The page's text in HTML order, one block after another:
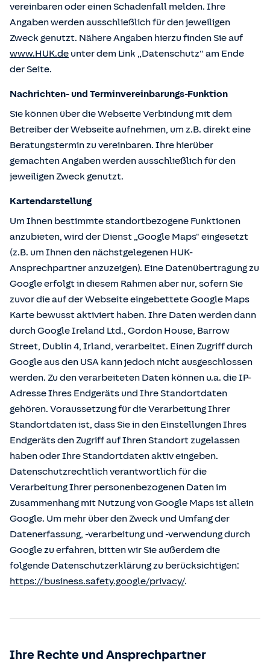
vereinbaren oder einen Schadenfall melden. Ihre
Angaben werden ausschließlich für den jeweiligen
Zweck genutzt. Nähere Angaben hierzu finden Sie auf
www.HUK.de unter dem Link „Datenschutz“ am Ende
der Seite.
Nachrichten- und Terminvereinbarungs-Funktion
Sie können über die Webseite Verbindung mit dem
Betreiber der Webseite aufnehmen, um z.B. direkt eine
Beratungstermin zu vereinbaren. Ihre hierüber
gemachten Angaben werden ausschließlich für den
jeweiligen Zweck genutzt.
Kartendarstellung
Um Ihnen bestimmte standortbezogene Funktionen
anzubieten, wird der Dienst „Google Maps" eingesetzt
(z.B. um Ihnen den nächstgelegenen HUK-
Ansprechpartner anzuzeigen). Eine Datenübertragung zu
Google erfolgt in diesem Rahmen aber nur, sofern Sie
zuvor die auf der Webseite eingebettete Google Maps
Karte bewusst aktiviert haben. Ihre Daten werden dann
durch Google Ireland Ltd., Gordon House, Barrow
Street, Dublin 4, Irland, verarbeitet. Einen Zugriff durch
Google aus den USA kann jedoch nicht ausgeschlossen
werden. Zu den verarbeiteten Daten können u.a. die IP-
Adresse Ihres Endgeräts und Ihre Standortdaten
gehören. Voraussetzung für die Verarbeitung Ihrer
Standortdaten ist, dass Sie in den Einstellungen Ihres
Endgeräts den Zugriff auf Ihren Standort zugelassen
haben oder Ihre Standortdaten aktiv eingeben.
Datenschutzrechtlich verantwortlich für die
Verarbeitung Ihrer personenbezogenen Daten im
Zusammenhang mit Nutzung von Google Maps ist allein
Google. Um mehr über den Zweck und Umfang der
Datenerfassung, -verarbeitung und -verwendung durch
Google zu erfahren, bitten wir Sie außerdem die
folgende Datenschutzerklärung zu berücksichtigen:
https://business.safety.google/privacy/.
Ihre Rechte und Ansprechpartner